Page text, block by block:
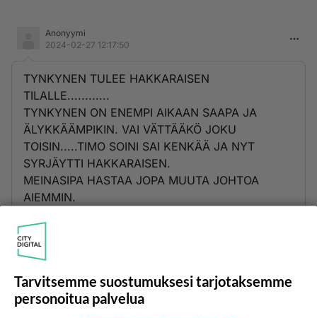
Anonyymi
2024-02-27 12:17:50
TYNKYNEN TULEE HAKKARAISEN
TILALLE............
TYNKYNEN ON ENEMPI AIKAAN SAAPA JA
ÄLYKKÄÄMPIKIN. VAI VÄTTÄÄKÖ JOKU
TOISIN.....TIMO SOINI SAI KENKÄÄ JA NYT
SYRJÄYTTI HAKKARAISEN.
MEINASIPA HASTAA JOPA MUUTA JOHTOA
AIEMMIN.
PUKUHERROJEN KUNKUKUKSI.
STUBB...ILLA TULEE KUUMAT OLTAVAT JOS
VAUHTI KIIHTYY.
Äänestä Kommentoi
Tarvitsemme suostumuksesi tarjotaksemme
personoitua palvelua